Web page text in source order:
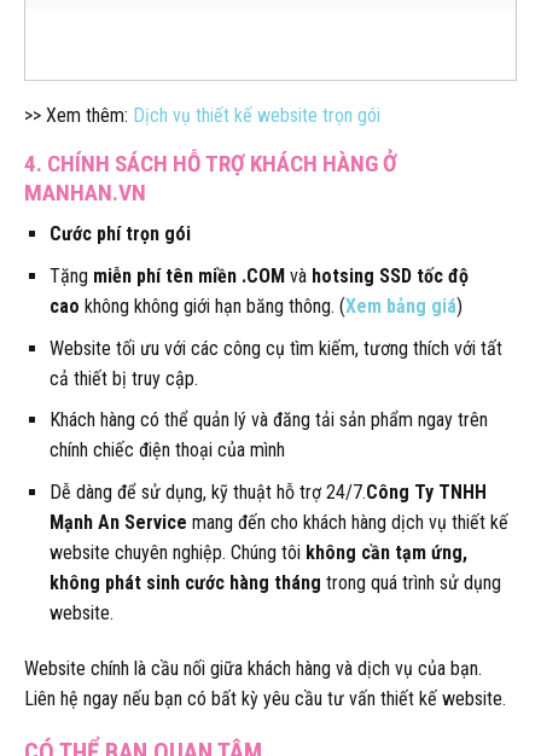
>> Xem thêm: Dịch vụ thiết kế website trọn gói
4. CHÍNH SÁCH HỖ TRỢ KHÁCH HÀNG Ở
MANHAN.VN
Cước phí trọn gói
Tặng miễn phí tên miền .COMvà hotsing SSD tốc độ
cao không không giới hạn băng thông. (Xem bảng giá)
Website tối ưu với các công cụ tìm kiếm, tương thích với tất
cả thiết bị truy cập.
Khách hàng có thể quản lý và đăng tải sản phẩm ngay trên
chính chiếc điện thoại của mình
Dễ dàng để sử dụng, kỹ thuật hỗ trợ 24/7.Công Ty TNHH
Mạnh An Service mang đến cho khách hàng dịch vụ thiết kế
website chuyên nghiệp. Chúng tôi không cần tạm ứng,
không phát sinh cước hàng tháng trong quá trình sử dụng
website.
Website chính là cầu nối giữa khách hàng và dịch vụ của bạn.
Liên hệ ngay nếu bạn có bất kỳ yêu cầu tư vấn thiết kế website.